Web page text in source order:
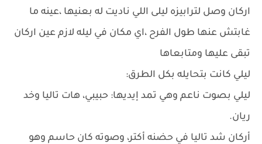
اركان وصل لترابيزه ليلى اللي ناديت له بعنيها ،عينه ما
غابتش عنها طول الفرح ،اي مكان في ليله لازم عين اركان
تبقى عليها ومتابعاها
ليلي كانت بتحايله بكل الطرق:
ليلي بصوت ناعم وهي تمد إيديها: حبيبي، هات تاليا وخد
ريان.
أركان شد تاليا في حضنه أكتر، وصوته كان حاسم وهو